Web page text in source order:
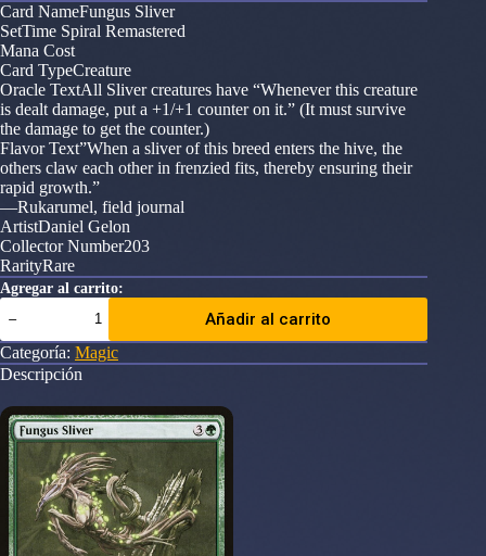
Card NameFungus Sliver
SetTime Spiral Remastered
Mana Cost
Card TypeCreature
Oracle TextAll Sliver creatures have “Whenever this creature
is dealt damage, put a +1/+1 counter on it.” (It must survive
the damage to get the counter.)
Flavor Text”When a sliver of this breed enters the hive, the
others claw each other in frenzied fits, thereby ensuring their
rapid growth.”
—Rukarumel, field journal
ArtistDaniel Gelon
Collector Number203
RarityRare
Agregar al carrito:
Fungus
Sliver
Time
Spiral
Remastered
Añadir al carrito
Categoría: Magic
Descripción